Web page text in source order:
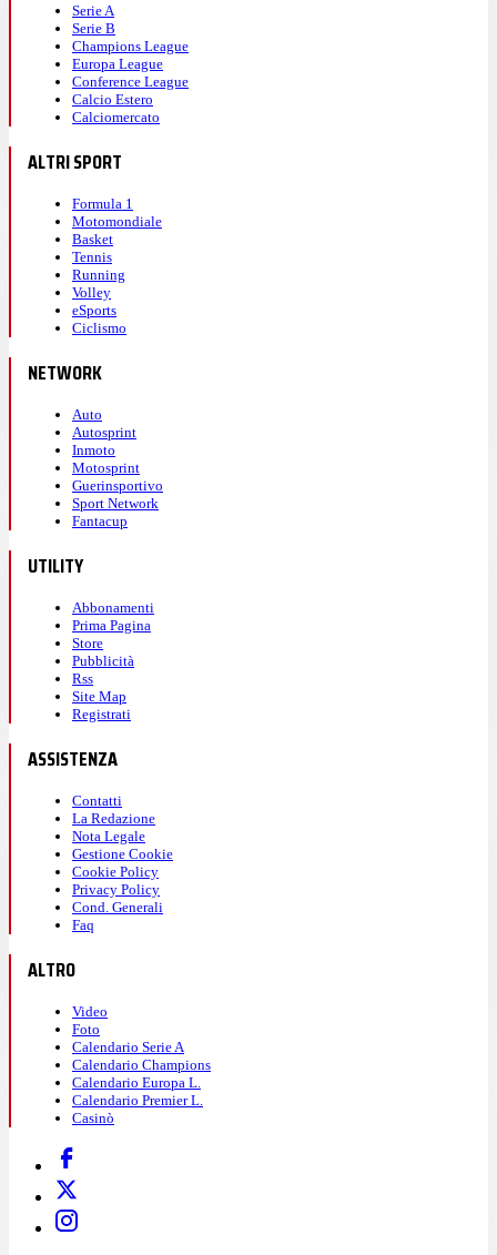
Serie A
Serie B
Champions League
Europa League
Conference League
Calcio Estero
Calciomercato
ALTRI SPORT
Formula 1
Motomondiale
Basket
Tennis
Running
Volley
eSports
Ciclismo
NETWORK
Auto
Autosprint
Inmoto
Motosprint
Guerinsportivo
Sport Network
Fantacup
UTILITY
Abbonamenti
Prima Pagina
Store
Pubblicità
Rss
Site Map
Registrati
ASSISTENZA
Contatti
La Redazione
Nota Legale
Gestione Cookie
Cookie Policy
Privacy Policy
Cond. Generali
Faq
ALTRO
Video
Foto
Calendario Serie A
Calendario Champions
Calendario Europa L.
Calendario Premier L.
Casinò